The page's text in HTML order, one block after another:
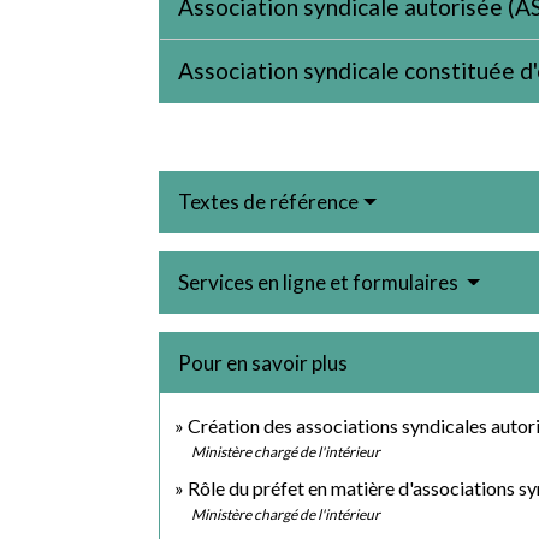
Association syndicale autorisée
Association syndicale constituée
Textes de référence
Services en ligne et formulaires
Pour en savoir plus
Création des associations syndicales
Ministère chargé de l'intérieur
Rôle du préfet en matière d'associations
Ministère chargé de l'intérieur